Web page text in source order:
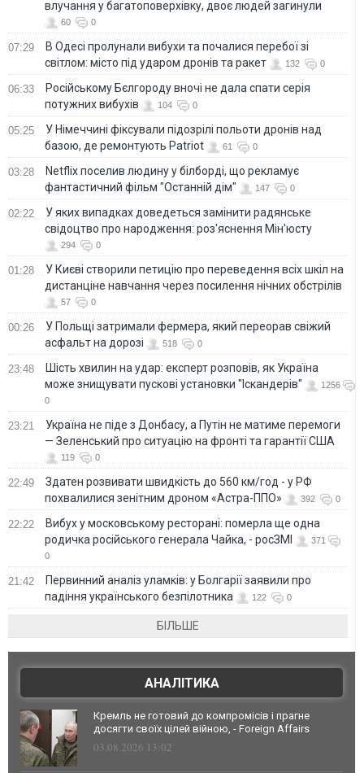
влучання у багатоповерхівку, двоє людей загинули
60 0
07:29
В Одесі пролунали вибухи та почалися перебої зі
світлом: місто під ударом дронів та ракет
132 0
06:33
Російському Бєлгороду вночі не дала спати серія
потужних вибухів
104 0
05:25
У Німеччині фіксували підозрілі польоти дронів над
базою, де ремонтують Patriot
61 0
03:28
Netflix поселив людину у білборді, що рекламує
фантастичний фільм "Останній дім"
147 0
02:22
У яких випадках доведеться замінити радянське
свідоцтво про народження: роз'яснення Мін'юсту
294 0
01:28
У Києві створили петицію про переведення всіх шкіл на
дистанціне навчання через посилення нічних обстрілів
57 0
00:26
У Польщі затримали фермера, який переорав свіжий
асфальт на дорозі
518 0
23:48
Шість хвилин на удар: експерт розповів, як Україна
може знищувати пускові установки "Іскандерів"
1256
0
23:21
Україна не піде з Донбасу, а Путін не матиме перемоги
— Зеленський про ситуацію на фронті та гарантії США
119 0
22:49
Здатен розвивати швидкість до 560 км/год - у РФ
похвалилися зенітним дроном «Астра-ППО»
392 0
22:22
Вибух у московському ресторані: померла ще одна
родичка російського генерала Чайка, - росЗМІ
371
0
21:42
Первинний аналіз уламків: у Болгарії заявили про
падіння українського безпілотника
122 0
БІЛЬШЕ
АНАЛІТИКА
Кремль не готовий до компромісів і прагне
досягти своїх цілей війною, - Foreign Affairs
03.08.2026 13:02